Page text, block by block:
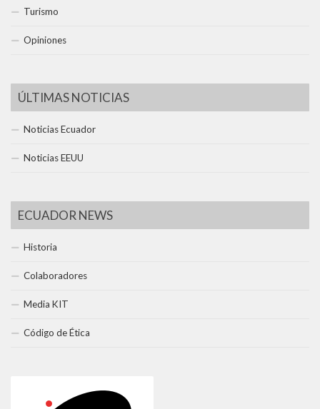
Turismo
Opiniones
ÚLTIMAS NOTICIAS
Noticias Ecuador
Noticias EEUU
ECUADOR NEWS
Historia
Colaboradores
Media KIT
Código de Ética